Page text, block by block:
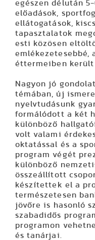
egészen délután
előadások,
ellátogatások,
tapasztalatok
esti közösen
emlékezetesebbé,
éttermeiben került
Nagyon jó
témában, új
nyelvtudásunk
formálódott a két
különböző
volt valami
oktatással és a
program végét
különböző
összeállított
készítettek el a
természetesen
jövőre is hasonló
szabadidős
programon
és tanárjai.